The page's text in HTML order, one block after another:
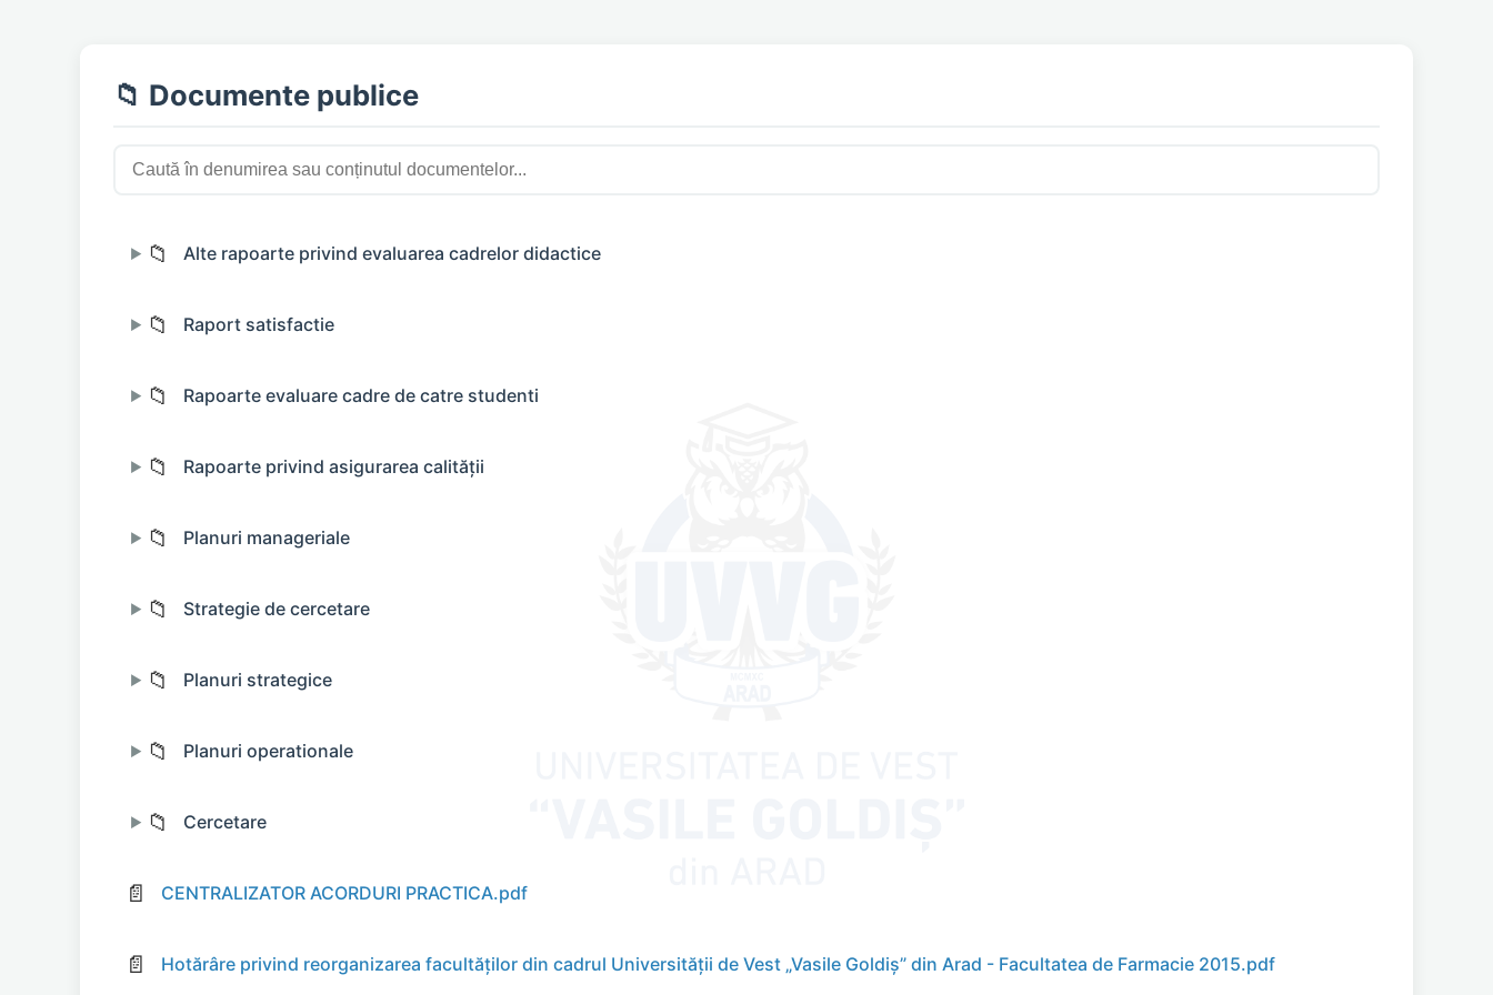
📁 Documente publice
▶ 📁 Alte rapoarte privind evaluarea cadrelor didactice
▶ 📁 Raport satisfactie
▶ 📁 Rapoarte evaluare cadre de catre studenti
▶ 📁 Rapoarte privind asigurarea calității
▶ 📁 Planuri manageriale
▶ 📁 Strategie de cercetare
▶ 📁 Planuri strategice
▶ 📁 Planuri operationale
▶ 📁 Cercetare
📄 CENTRALIZATOR ACORDURI PRACTICA.pdf
📄 Hotărâre privind reorganizarea facultăților din cadrul Universității de Vest „Vasile Goldiș” din Arad - Facultatea de Farmacie 2015.pdf